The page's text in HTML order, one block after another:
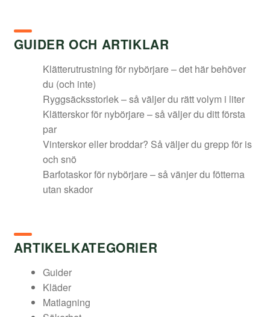
GUIDER OCH ARTIKLAR
Klätterutrustning för nybörjare – det här behöver
du (och inte)
Ryggsäcksstorlek – så väljer du rätt volym i liter
Klätterskor för nybörjare – så väljer du ditt första
par
Vinterskor eller broddar? Så väljer du grepp för is
och snö
Barfotaskor för nybörjare – så vänjer du fötterna
utan skador
ARTIKELKATEGORIER
Guider
Kläder
Matlagning